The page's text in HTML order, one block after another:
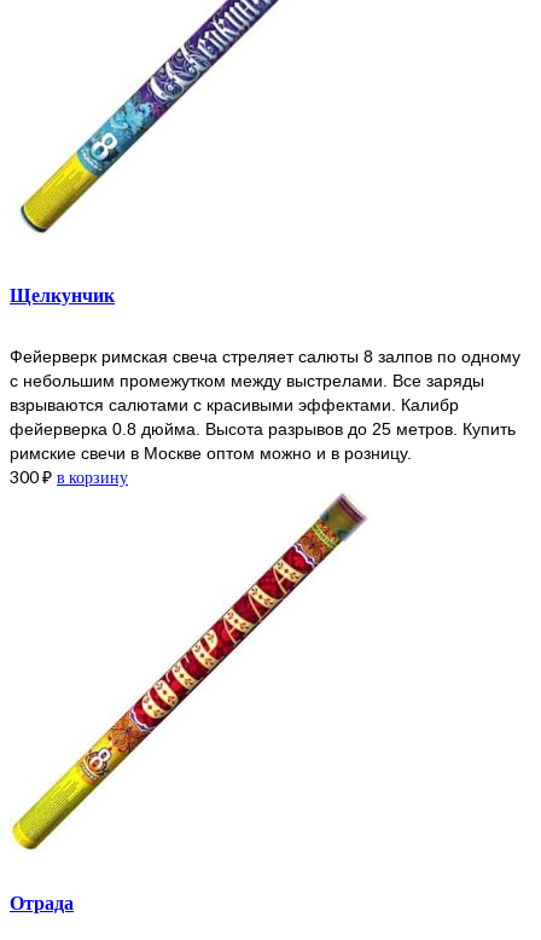
Щелкунчик
Фейерверк римская свеча стреляет салюты 8 залпов по одному
с небольшим промежутком между выстрелами. Все заряды
взрываются салютами с красивыми эффектами. Калибр
фейерверка 0.8 дюйма. Высота разрывов до 25 метров. Купить
римские свечи в Москве оптом можно и в розницу.
300₽ в корзину
Отрада